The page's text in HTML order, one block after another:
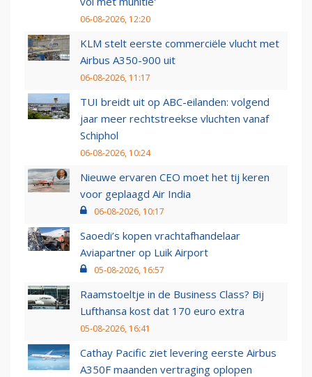
06-08-2026, 12:20
KLM stelt eerste commerciële vlucht met
Airbus A350-900 uit
06-08-2026, 11:17
TUI breidt uit op ABC-eilanden: volgend
jaar meer rechtstreekse vluchten vanaf
Schiphol
06-08-2026, 10:24
Nieuwe ervaren CEO moet het tij keren
voor geplaagd Air India
06-08-2026, 10:17
Saoedi’s kopen vrachtafhandelaar
Aviapartner op Luik Airport
05-08-2026, 16:57
Raamstoeltje in de Business Class? Bij
Lufthansa kost dat 170 euro extra
05-08-2026, 16:41
Cathay Pacific ziet levering eerste Airbus
A350F maanden vertraging oplopen